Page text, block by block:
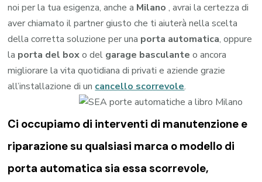
noi per la tua esigenza, anche a Milano, avrai la certezza di
aver chiamato il partner giusto che ti aiuterà nella scelta
della corretta soluzione per una porta automatica, oppure
la porta del boxo del garage basculante o ancora
migliorare la vita quotidiana di privati e aziende grazie
all’installazione di un cancello scorrevole.
Ci occupiamo di interventi di manutenzione e
riparazione su qualsiasi marca o modello di
porta automatica sia essa scorrevole,